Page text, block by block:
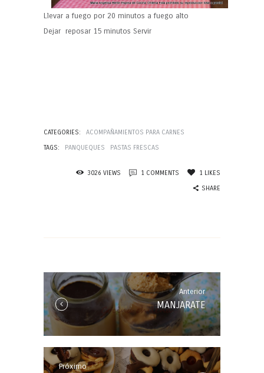
Llevar a fuego por 20 minutos a fuego alto
Dejar reposar 15 minutos Servir
CATEGORIES:
ACOMPAÑAMIENTOS PARA CARNES
TAGS:
PANQUEQUES PASTAS FRESCAS
3026 VIEWS 1 COMMENTS 1 LIKES
SHARE
entradas
AnteriorAnterior
Entrada:
MANJARATE
PróximoPróxima